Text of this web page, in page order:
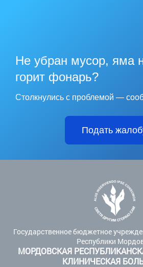
Не убран мусор, яма
горит фонарь?
Столкнулись с проблемой —
Подать
Государственное бюджетное
Республики
МОРДОВСКАЯ
КЛИНИЧЕСКАЯ